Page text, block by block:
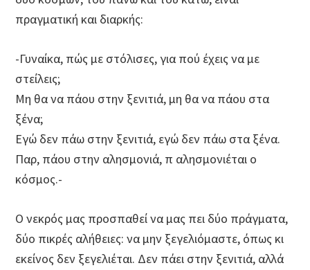
πραγματική και διαρκής:
-Γυναίκα, πώς με στόλισες, για πού έχεις να με
στείλεις;
Μη θα να πάου στην ξενιτιά, μη θα να πάου στα
ξένα;
Εγώ δεν πάω στην ξενιτιά, εγώ δεν πάω στα ξένα.
Παρ, πάου στην αλησμονιά, π αλησμονιέται ο
κόσμος.-
Ο νεκρός μας προσπαθεί να μας πει δύο πράγματα,
δύο πικρές αλήθειες: να μην ξεγελιόμαστε, όπως κι
εκείνος δεν ξεγελιέται. Δεν πάει στην ξενιτιά, αλλά